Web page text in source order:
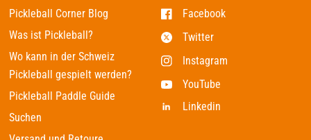
Pickleball Corner Blog
Was ist Pickleball?
Wo kann in der Schweiz
Pickleball gespielt werden?
Pickleball Paddle Guide
Suchen
Facebook
Twitter
Instagram
YouTube
Linkedin